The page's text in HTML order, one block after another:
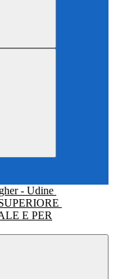
- Udine
E PER